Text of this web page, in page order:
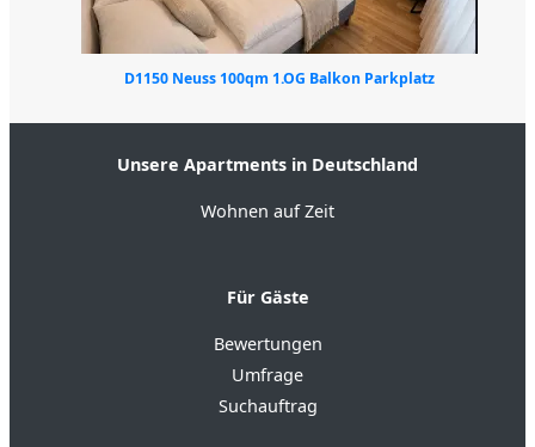
D1150 Neuss 100qm 1.OG Balkon Parkplatz
Unsere Apartments in Deutschland
Wohnen auf Zeit
Für Gäste
Bewertungen
Umfrage
Suchauftrag